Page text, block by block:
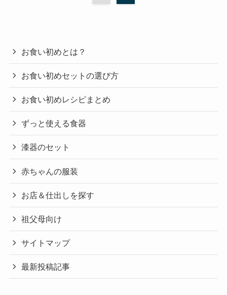
お食い初めとは？
お食い初めセットの選び方
お食い初めレシピまとめ
ずっと使える食器
漆器のセット
赤ちゃんの服装
お店＆仕出しを探す
祖父母向け
サイトマップ
最新投稿記事